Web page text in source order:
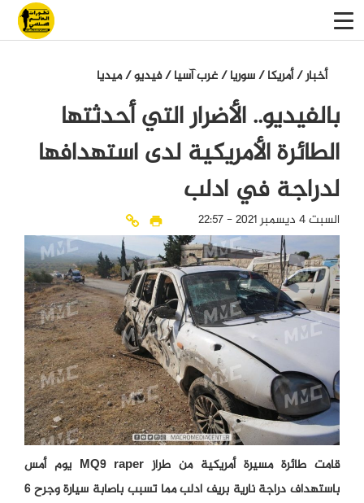
أخبار/أمريكا/سوريا/غرب آسيا/فيديو/میدیا
بالفيديو.. الأضرار التي أحدثتها
الطائرة الأمريكية لدى استهدافها
لدراجة في ادلب
السبت 4 ديسمبر 2021 - 22:57
قامت طائرة مسيرة أمريكية من طراز MQ9 raper يوم أمس
باستهداف دراجة نارية بريف ادلب مما تسبب باصابة سيارة وجرح 6